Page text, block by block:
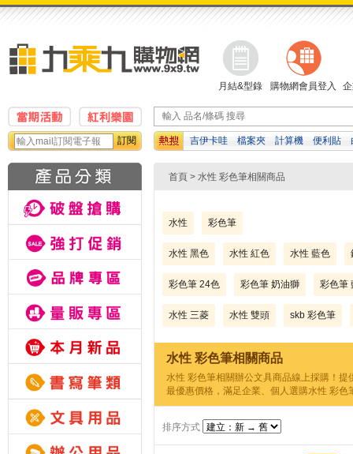
月結&型錄 購物網會員登入
訂閱 吉伊卡哇 檔案夾 計算機 便利貼
首頁 > 水性 彩色筆相關商品
水性 彩色筆
水性 黑色 水性 紅色 水性 藍色
彩色筆 24色 彩色筆 奶油獅 彩色筆
水性 三菱 水性 雙頭 skb 彩色筆
水性 彩色筆相關商品
水性 彩色筆相關辦公文具商品線上採購！
最優惠價格，滿足企業、個人選購水性 彩色
排序方式